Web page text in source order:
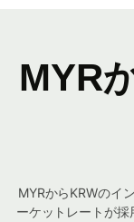
MYR
MYRからKRWのイ
ーケットレートが